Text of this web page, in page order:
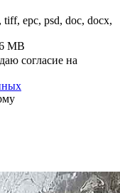
epc, psd, doc, docx,
MB
согласие на